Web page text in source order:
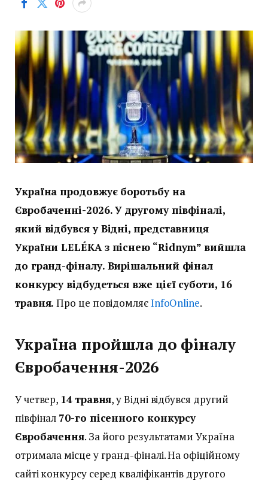
Україна продовжує боротьбу на
Євробаченні-2026. У другому півфіналі,
який відбувся у Відні, представниця
України LELÉKA з піснею “Ridnym” вийшла
до гранд-фіналу. Вирішальний фінал
конкурсу відбудеться вже цієї суботи, 16
травня. Про це повідомляєInfoOnline.
Україна пройшла до фіналу
Євробачення-2026
У четвер, 14 травня, у Відні відбувся другий
півфінал 70-го пісенного конкурсу
Євробачення. За його результатами Україна
отримала місце у гранд-фіналі. На офіційному
сайті конкурсу серед кваліфікантів другого